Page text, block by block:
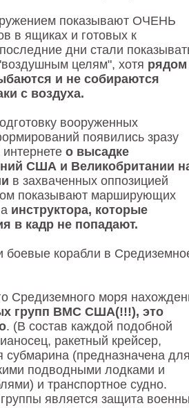
показывают ОЧЕНЬ
в ящиках и готовых к
дни стали
целям", хотя рядом
и не собираются
с воздуха.
вооруженных
появились зразу
о высадке
США и Великобритании
в захваченных оппозицией
показывают марширующих
инструктора, которые
в кадр не попадают.
боевые корабли в
Средиземного моря
групп ВМС США(!!!), это
. (В состав каждой подобной
ракетный крейсер,
субмарина (предназначена
подводными лодками и
и транспортное судно.
является защита